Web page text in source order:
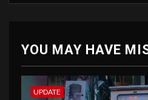
YOU MAY HAVE
UPDATE